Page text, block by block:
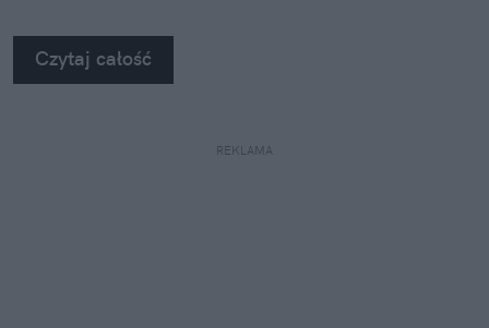
na własne oczy zobaczyć, jak profesjonaliści radzą
sobie z takimi uszkodzeniami.
Czytaj całość
REKLAMA